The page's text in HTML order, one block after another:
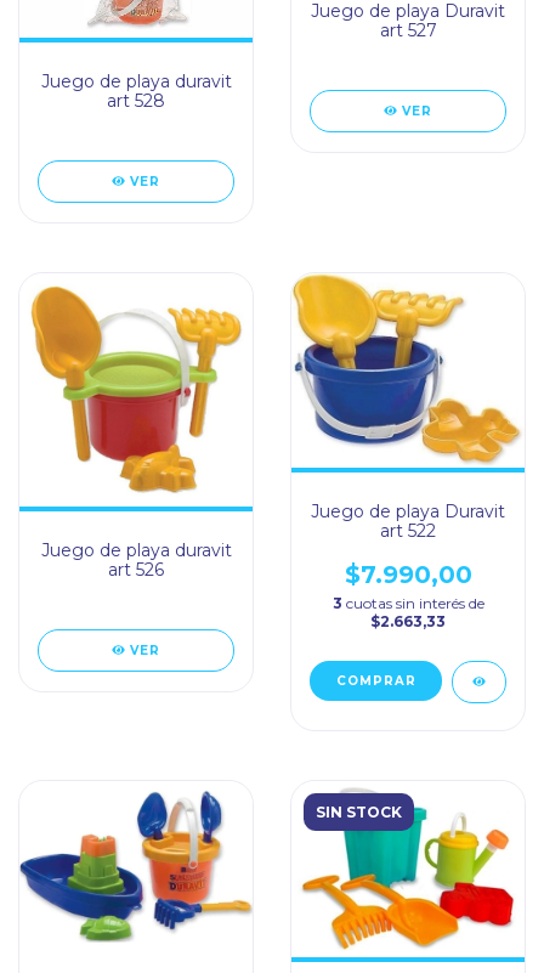
Juego de playa duravit
art 528
VER
Juego de playa Duravit
art 527
VER
Juego de playa duravit
art 526
VER
Juego de playa Duravit
art 522
$7.990,00
3 cuotas sin interés de
$2.663,33
SIN STOCK